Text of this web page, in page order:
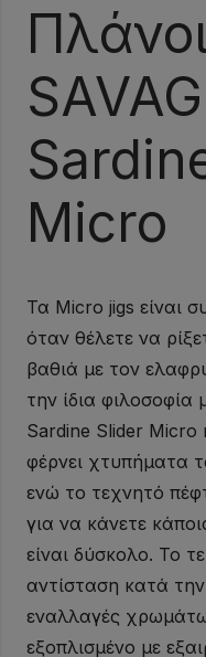
Micro
Τα Micro jigs είναι
όταν θέλετε να
βαθιά με τον
την ίδια
Sardine Slider Micro
φέρνει χτυπήματα
ενώ το τεχνητό
για να κάνετε
είναι δύσκολο. Το
αντίσταση κατά
εναλλαγές
εξοπλισμένο με